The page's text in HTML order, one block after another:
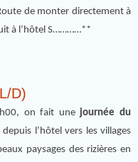
de monter directement à
à l’hôtel S…………**
D)
on fait une journée du
l’hôtel vers les villages
paysages des rizières en